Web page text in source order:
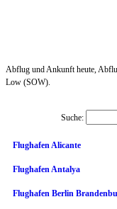
Abflug und Ankunft heute,
Low (SOW).
Suche:
Flughafen Alicante
Flughafen Antalya
Flughafen Berlin